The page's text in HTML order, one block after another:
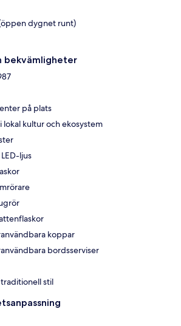
dygnet runt)
bekvämligheter
på plats
kultur och ekosystem
ljus
koppar
bordsserviser
stil